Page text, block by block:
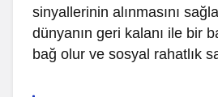
sinyallerinin alınmasını
dünyanın geri kalanı ile bir
bağ olur ve sosyal rahatlık